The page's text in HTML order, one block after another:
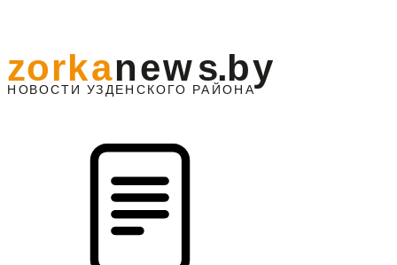
НО ВОСТИ УЗДЕНС КО ГО РАЙОНА
zorkanews.by